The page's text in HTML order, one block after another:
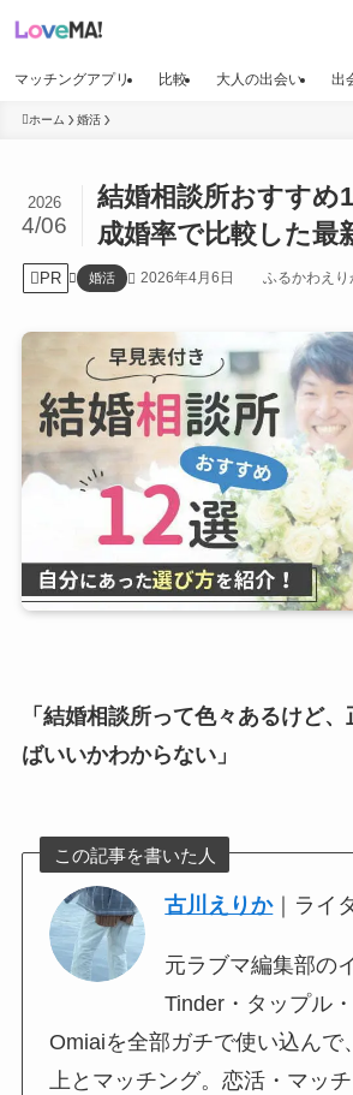
マッチングアプリ 比較 大人の出会い 出
ホーム 婚活
結婚相談所おすすめ
成婚率で比較した最
2026
4/06
PR 婚活 2026年4月6日 ふるかわえり
「結婚相談所って色々あるけど
ばいいかわからない」
この記事を書いた人
古川えりか｜ライ
元ラブマ編集部の
Tinder・タップル
Omiaiを全部ガチで使い込んで
上とマッチング。恋活・マッ